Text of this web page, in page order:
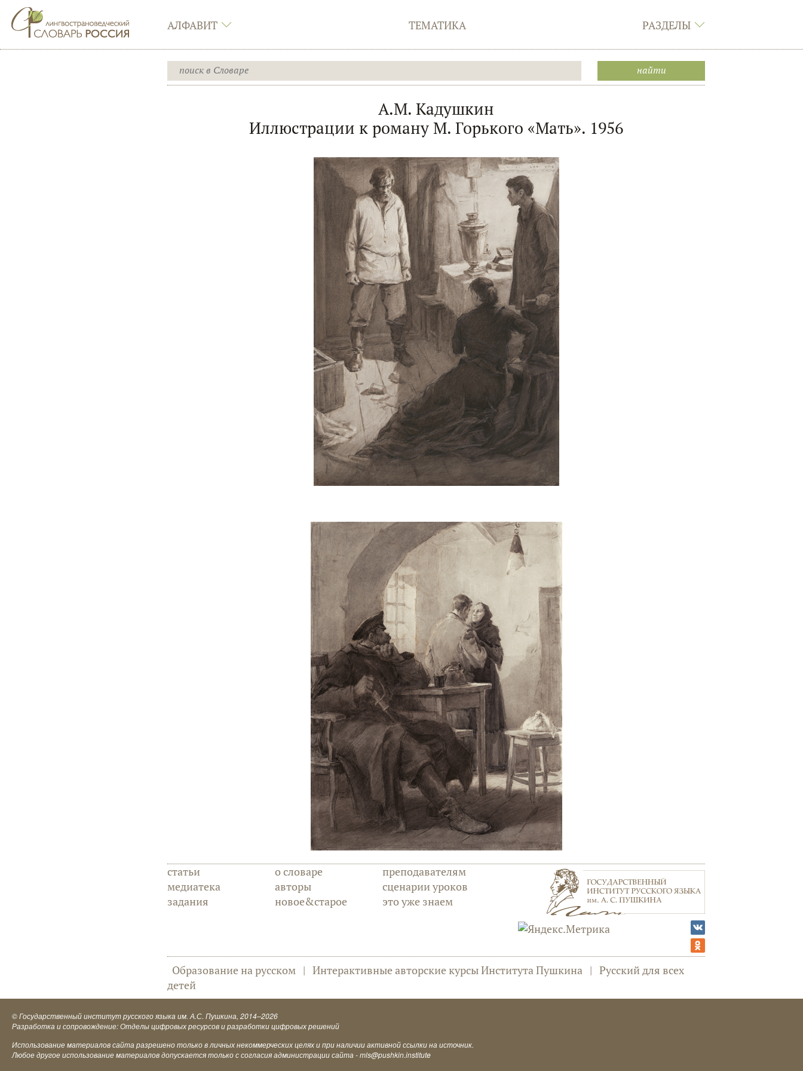
АЛФАВИТ ТЕМАТИКА РАЗДЕЛЫ
А.М. Кадушкин
Иллюстрации к роману М. Горького «Мать». 1956
статьи
медиатека
задания
о словаре
авторы
новое&старое
преподавателям
сценарии уроков
это уже знаем
Образование на русском | Интерактивные авторские курсы Института Пушкина | Русский для всех
детей
©Государственный институт русского языка им. А.С. Пушкина, 2014–2026
Разработка и сопровождение: Отделы цифровых ресурсов и разработки цифровых решений
Использование материалов сайта разрешено только в личных некоммерческих целях и при наличии активной ссылки на источник.
Любое другое использование материалов допускается только с согласия администрации сайта -mls@pushkin.institute